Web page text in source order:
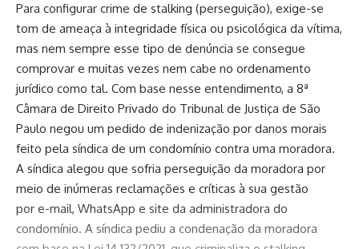
Para configurar crime de stalking (perseguição), exige-se
tom de ameaça à integridade física ou psicológica da vítima,
mas nem sempre esse tipo de denúncia se consegue
comprovar e muitas vezes nem cabe no ordenamento
jurídico como tal. Com base nesse entendimento, a 8ª
Câmara de Direito Privado do Tribunal de Justiça de São
Paulo negou um pedido de indenização por danos morais
feito pela síndica de um condomínio contra uma moradora.
A síndica alegou que sofria perseguição da moradora por
meio de inúmeras reclamações e críticas à sua gestão
por e-mail, WhatsApp e site da administradora do
condomínio. A síndica pediu a condenação da moradora